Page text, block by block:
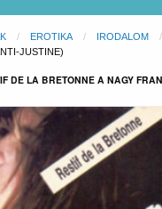
EROTIKA
IRODALOM
JUSTINE)
DE LA BRETONNE A NAGY